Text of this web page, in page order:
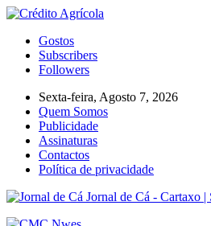
Gostos
Subscribers
Followers
Sexta-feira, Agosto 7, 2026
Quem Somos
Publicidade
Assinaturas
Contactos
Política de privacidade
Jornal de Cá - Cartaxo |